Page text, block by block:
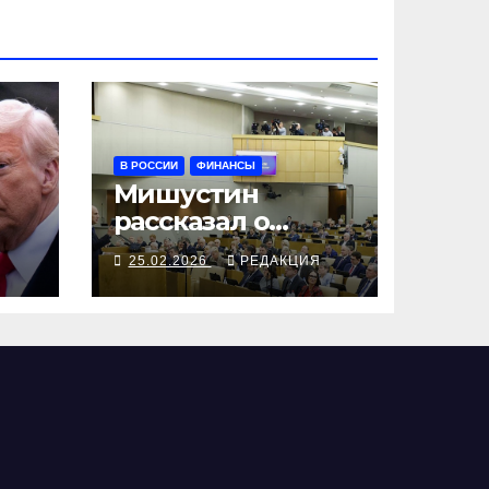
В РОССИИ ФИНАНСЫ
Мишустин
рассказал о
встрече с
Путиным, про
которую молчал
25.02.2026 РЕДАКЦИЯ